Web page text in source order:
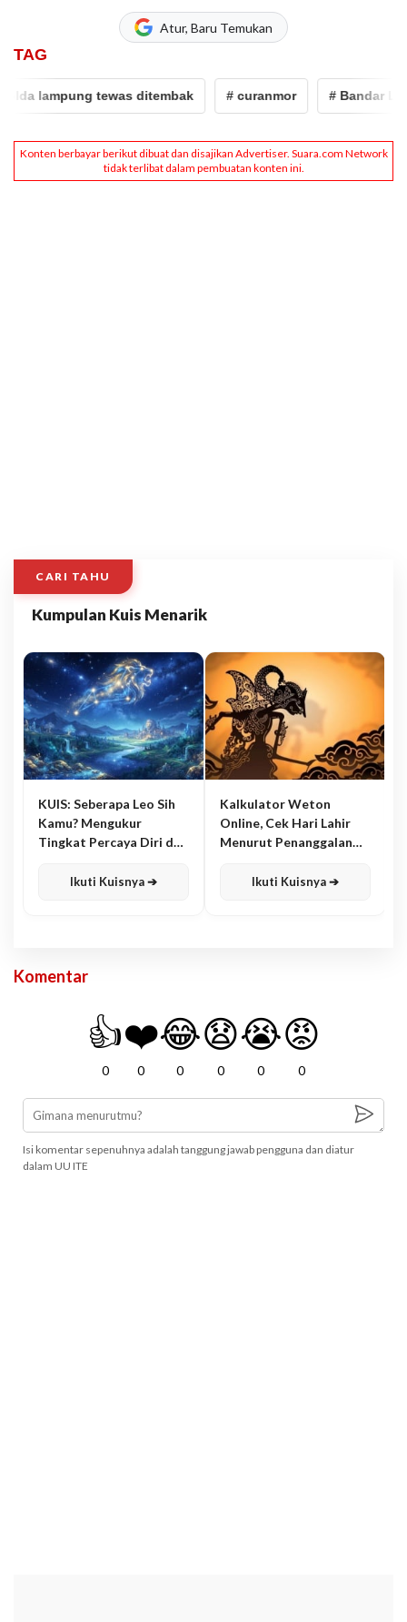
Atur, Baru Temukan
TAG
lampung tewas ditembak # curanmor # Bandar
CARI TAHU
Kumpulan Kuis Menarik
KUIS: Seberapa Leo Sih
Kamu? Mengukur
Tingkat Percaya Diri dan
Ikuti Kuisnya ➔
Kalkulator Weton
Online, Cek Hari Lahir
Menurut Penanggalan
Ikuti Kuisnya ➔
Komentar
👍
0
❤️
0
😂
0
😧
0
😭
0
😡
0
Isi komentar sepenuhnya adalah tanggung jawab pengguna dan diatur
dalam UU ITE